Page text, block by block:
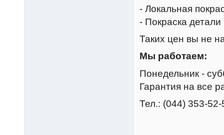
- Локальная
- Покраска
Таких цен вы не
Мы работаем:
Понедельник -
Гарантия на все
Тел.: (044) 353-